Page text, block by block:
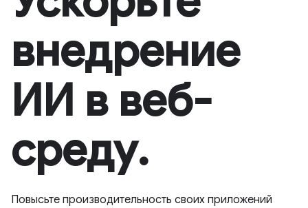
внедрение
ИИ в веб-
среду.
Повысьте производительность своих приложений